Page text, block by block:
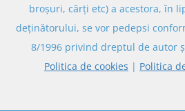
broșuri, cărți etc) a acestora, în
deținătorului, se vor pedepsi
8/1996 privind dreptul de autor
Politica de cookies | Politica